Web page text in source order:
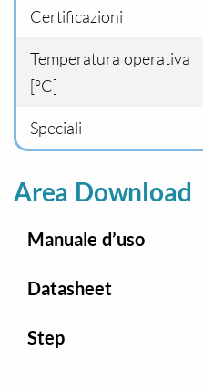
Certificazioni
Temperatura operativa
[°C]
Speciali
Area Download
Manuale d’uso
Datasheet
Step